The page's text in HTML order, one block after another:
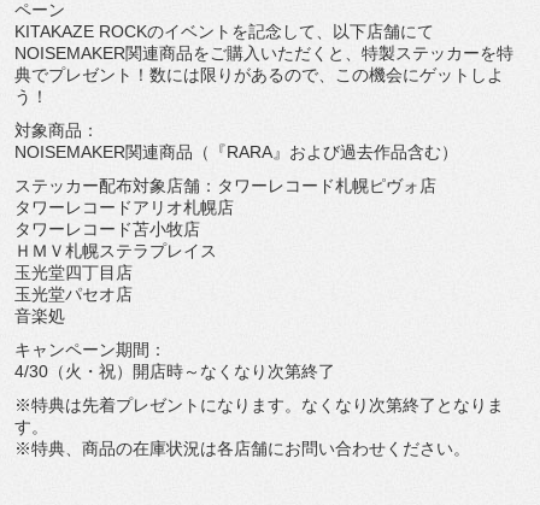
ペーン
KITAKAZE ROCKのイベントを記念して、以下店舗にて
NOISEMAKER関連商品をご購入いただくと、特製ステッカーを特
典でプレゼント！数には限りがあるので、この機会にゲットしよ
う！
対象商品：
NOISEMAKER関連商品（『RARA』および過去作品含む）
ステッカー配布対象店舗：タワーレコード札幌ピヴォ店
タワーレコードアリオ札幌店
タワーレコード苫小牧店
ＨＭＶ札幌ステラプレイス
玉光堂四丁目店
玉光堂パセオ店
音楽処
キャンペーン期間：
4/30（火・祝）開店時～なくなり次第終了
※特典は先着プレゼントになります。なくなり次第終了となりま
す。
※特典、商品の在庫状況は各店舗にお問い合わせください。